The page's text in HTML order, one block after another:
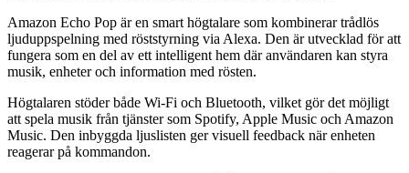
Amazon Echo Pop är en smart högtalare som kombinerar trådlös
ljuduppspelning med röststyrning via Alexa. Den är utvecklad för att
fungera som en del av ett intelligent hem där användaren kan styra
musik, enheter och information med rösten.
Högtalaren stöder både Wi-Fi och Bluetooth, vilket gör det möjligt
att spela musik från tjänster som Spotify, Apple Music och Amazon
Music. Den inbyggda ljuslisten ger visuell feedback när enheten
reagerar på kommandon.